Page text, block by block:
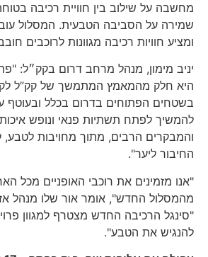
מחשבה על שילוב בין חוויית רכיבה בטוחה
שמירה על הסביבה הטבעית. המסלול עובר
ומציע חוויות רכיבה מגוונות לרוכבים
יניב מימון, מנהל מרחב דרום בקק״ל:
היא חלק מהמאמץ המתמשך של קק”ל
בשטחים הפתוחים בדרום בכלל ובעוטף
להמשיך לפתח תשתיות פנאי ונופש
והמבקרים הרבים, מתוך מחויבות לטבע,
החיבור ליער".
"אנו מזמינים את רוכבי האופניים מכל הארץ
מהמסלול החדש", אומר אור שלו מנהל אזור
"סינגל הרכיבה החדש מצטרף למגוון
להנגיש את הטבע".